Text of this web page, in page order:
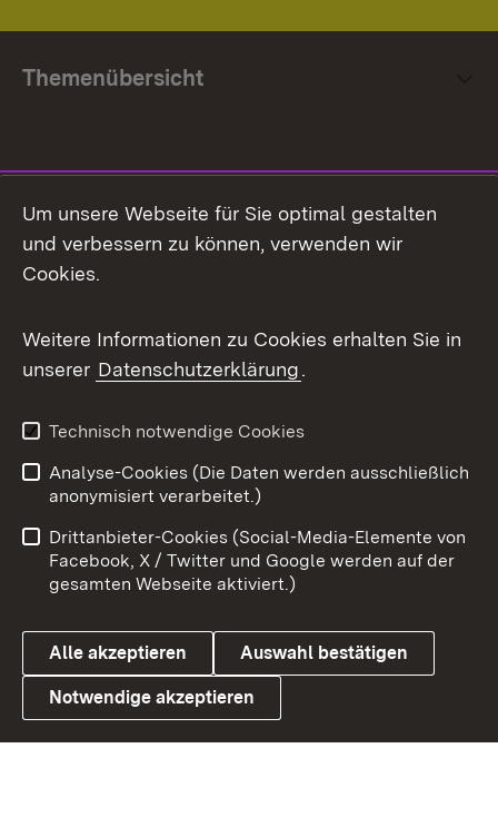
Themenübersicht
Facebook
X / Twitter
Youtube
Link zum Landesportal
Impressum
Kontakt
Barrierefreiheit
Datenschutz
Cookies
Um unsere Webseite für Sie optimal gestalten
und verbessern zu können, verwenden wir
Cookies.
Weitere Informationen zu Cookies erhalten Sie in
unserer Datenschutzerklärung.
Technisch notwendige Cookies
Analyse-Cookies (Die Daten werden ausschließlich
anonymisiert verarbeitet.)
Drittanbieter-Cookies (Social-Media-Elemente von
Facebook, X / Twitter und Google werden auf der
gesamten Webseite aktiviert.)
Alle akzeptieren Auswahl bestätigen
Notwendige akzeptieren